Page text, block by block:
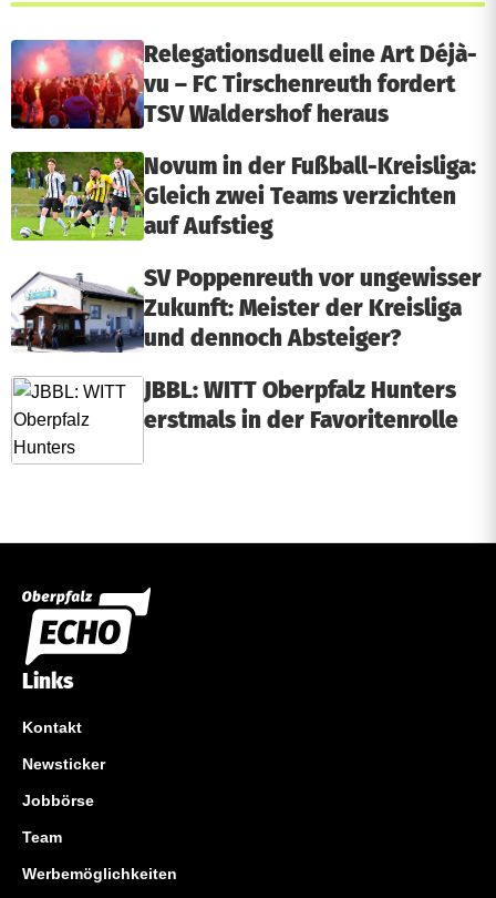
Relegationsduell eine Art Déjà-
vu – FC Tirschenreuth fordert
TSV Waldershof heraus
Novum in der Fußball-Kreisliga:
Gleich zwei Teams verzichten
auf Aufstieg
SV Poppenreuth vor ungewisser
Zukunft: Meister der Kreisliga
und dennoch Absteiger?
JBBL: WITT Oberpfalz Hunters
erstmals in der Favoritenrolle
Links
Kontakt
Newsticker
Jobbörse
Team
Werbemöglichkeiten